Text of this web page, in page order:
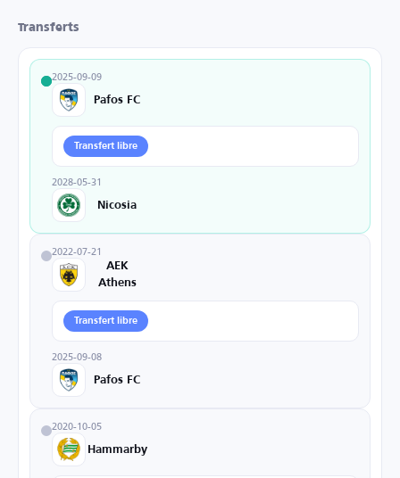
Transferts
2025-09-09
Pafos FC
Transfert libre
2028-05-31
Nicosia
2022-07-21
AEK
Athens
Transfert libre
2025-09-08
Pafos FC
2020-10-05
Hammarby